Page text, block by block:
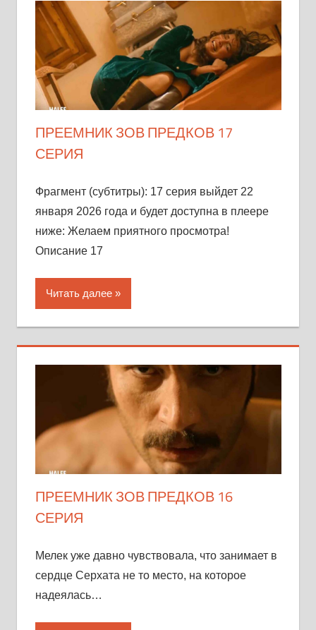
ПРЕЕМНИК ЗОВ ПРЕДКОВ 17
СЕРИЯ
Фрагмент (субтитры): 17 серия выйдет 22
января 2026 года и будет доступна в плеере
ниже: Желаем приятного просмотра!
Описание 17
Читать далее
ПРЕЕМНИК ЗОВ ПРЕДКОВ 16
СЕРИЯ
Мелек уже давно чувствовала, что занимает в
сердце Серхата не то место, на которое
надеялась…